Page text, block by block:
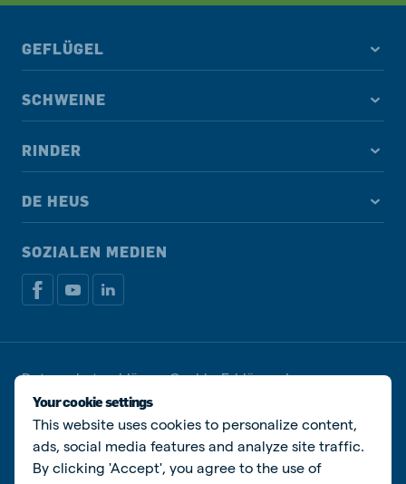
GEFLÜGEL
SCHWEINE
RINDER
DE HEUS
SOZIALEN MEDIEN
DatenschutzerklärungCookie-ErklärungImpressum
Cookies verwalten
© De Heus Voeders B.V.
Your cookie settings
This website uses cookies to personalize content,
ads, social media features and analyze site traffic.
By clicking 'Accept', you agree to the use of